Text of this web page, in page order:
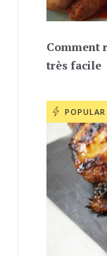
Comment
très facile
POPULAR